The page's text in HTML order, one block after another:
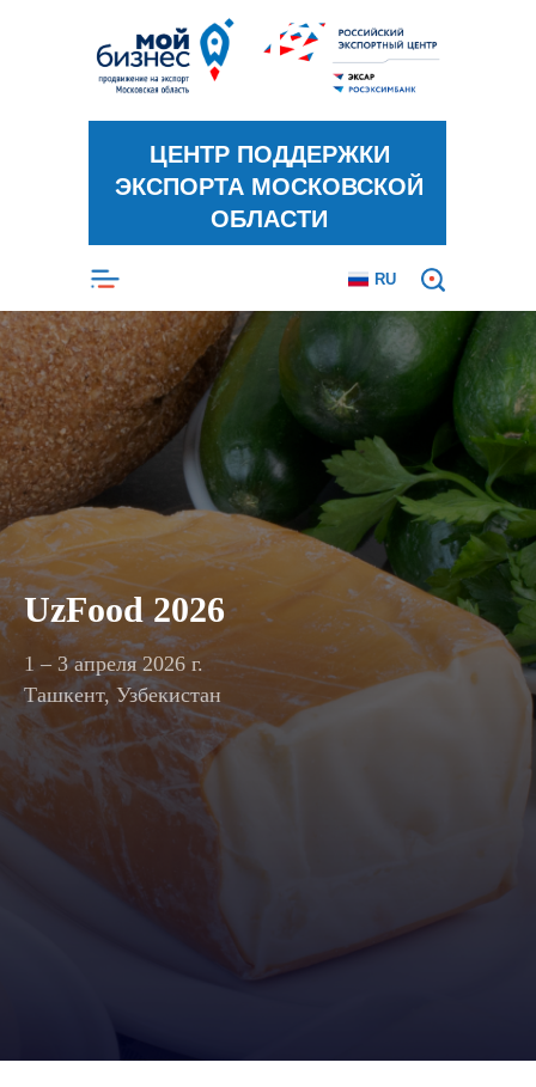
RU
ЦЕНТР ПОДДЕРЖКИ
ЭКСПОРТА МОСКОВСКОЙ
ОБЛАСТИ
UzFood 2026
1 – 3 апреля 2026 г.
Ташкент, Узбекистан